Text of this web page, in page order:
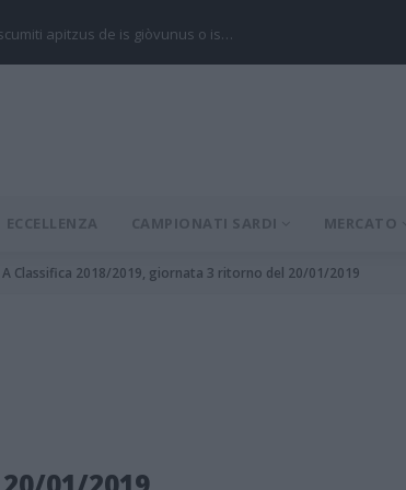
apitzus de is giòvunus o is…
ECCELLENZA CAMPIONATI SARDI MERCATO
Classifica 2018/2019, giornata 3 ritorno del 20/01/2019